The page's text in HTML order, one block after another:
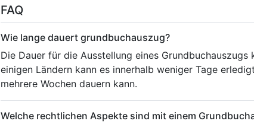
FAQ
Wie lange dauert grundbuchauszug?
Die Dauer für die Ausstellung eines
einigen Ländern kann es innerhalb weniger Tage
mehrere Wochen dauern kann.
Welche rechtlichen Aspekte sind mit einem